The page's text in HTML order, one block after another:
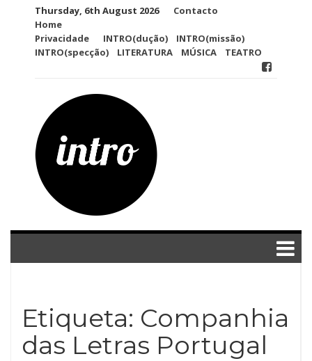
Thursday, 6th August 2026
Contacto
Home
Privacidade
INTRO(dução)
INTRO(missão)
INTRO(specção)
LITERATURA MÚSICA TEATRO
Etiqueta: Companhia
das Letras Portugal